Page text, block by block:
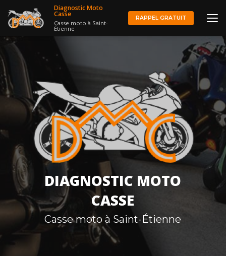
au
contenu
Diagnostic Moto
Casse
Casse moto à Saint-
Étienne
RAPPEL GRATUIT
DIAGNOSTIC MOTO
CASSE
Casse moto à Saint-Étienne